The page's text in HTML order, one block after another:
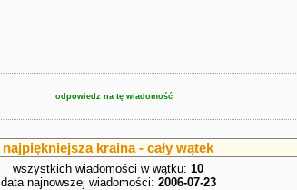
odpowiedz na tę wiadomość
najpiękniejsza kraina - cały wątek
wszystkich wiadomości w wątku: 10
data najnowszej wiadomości: 2006-07-23